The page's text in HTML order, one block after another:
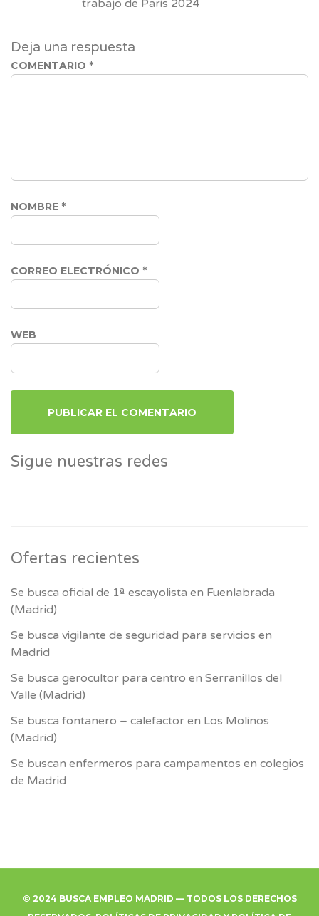
trabajo de Paris 2024
Deja una respuesta
COMENTARIO *
NOMBRE *
CORREO ELECTRÓNICO *
WEB
Sigue nuestras redes
Ofertas recientes
Se busca oficial de 1ª escayolista en Fuenlabrada
(Madrid)
Se busca vigilante de seguridad para servicios en
Madrid
Se busca gerocultor para centro en Serranillos del
Valle (Madrid)
Se busca fontanero – calefactor en Los Molinos
(Madrid)
Se buscan enfermeros para campamentos en colegios
de Madrid
© 2024 BUSCA EMPLEO MADRID — TODOS LOS DERECHOS